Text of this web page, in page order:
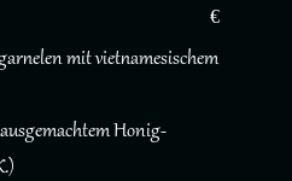
€
mit vietnamesischem
Honig-